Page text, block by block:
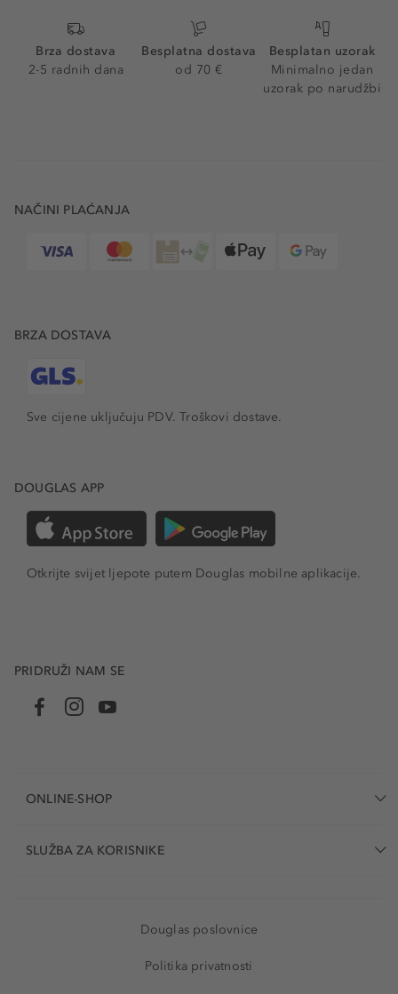
Brza dostava
2-5 radnih dana
Besplatna dostava
od 70 €
Besplatan uzorak
Minimalno jedan
uzorak po narudžbi
NAČINI PLAĆANJA
BRZA DOSTAVA
Sve cijene uključuju PDV.Troškovi dostave.
DOUGLAS APP
Otkrijte svijet ljepote putem Douglas mobilne aplikacije.
PRIDRUŽI NAM SE
ONLINE-SHOP
SLUŽBA ZA KORISNIKE
Douglas poslovnice
Politika privatnosti